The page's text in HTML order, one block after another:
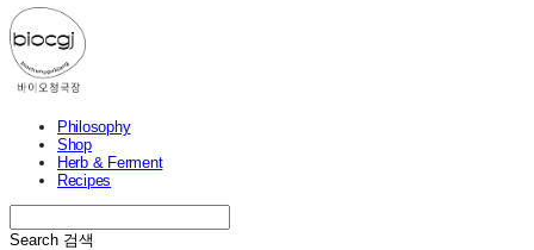
Philosophy
Shop
Herb & Ferment
Recipes
Search 검색